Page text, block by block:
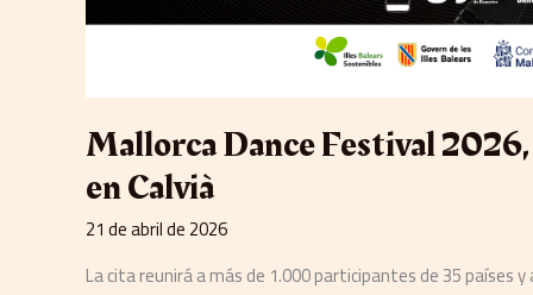
Mallorca Dance Festival
en Calvià
21 de abril de 2026
La cita reunirá a más de 1.000 participantes de 35 países